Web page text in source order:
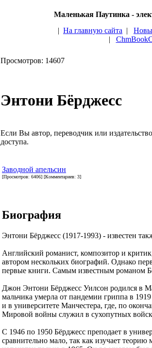
Маленькая Паутинка -
| На главную сайта |
|
Просмотров: 14607
Энтони Бёрджесс
Если Вы автор, переводчик или
доступа.
Заводной апельсин
[Просмотров: 6406] [Комментариев: 3]
Биография
Энтони Бёрджесс (1917-1993) - известен
Английский романист, композитор и
автором нескольких биографий. Однако
первые книги. Самым известным романом
Джон Энтони Бёрджесс Уилсон родился в
мальчика умерла от пандемии гриппа в
и в университете Манчестера, где, по
Мировой войны служил в сухопутных
С 1946 по 1950 Бёрджесс преподает в
сравнительно мало, так как изучает